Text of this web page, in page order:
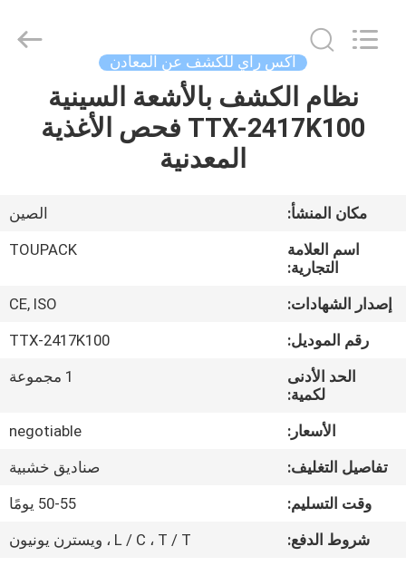
معلومات
جولة
المصنع
الجودة
اتصل
EQUIPMENT
اكس راي للكشف عن المعادن
نظام الكشف بالأشعة السينية
TTX-2417K100 فحص الأغذية
المعدنية
مكان المنشأ:
الصين
اسم العلامة
التجارية:
TOUPACK
إصدار الشهادات:
CE, ISO
رقم الموديل:
TTX-2417K100
الحد الأدنى
لكمية:
1 مجموعة
الأسعار:
negotiable
تفاصيل التغليف:
صناديق خشبية
وقت التسليم:
50-55 يومًا
شروط الدفع:
L / C ، T / T ، ويسترن يونيون